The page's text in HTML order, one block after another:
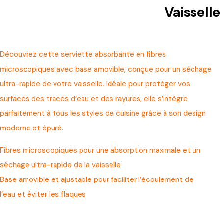
Vaisselle
Découvrez cette serviette absorbante en fibres
microscopiques avec base amovible, conçue pour un séchage
ultra-rapide de votre vaisselle. Idéale pour protéger vos
surfaces des traces d’eau et des rayures, elle s’intègre
parfaitement à tous les styles de cuisine grâce à son design
moderne et épuré.
Fibres microscopiques pour une absorption maximale et un
séchage ultra-rapide de la vaisselle
Base amovible et ajustable pour faciliter l’écoulement de
l’eau et éviter les flaques